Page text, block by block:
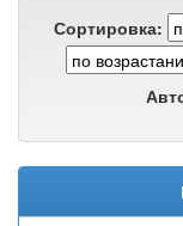
Сортировка: